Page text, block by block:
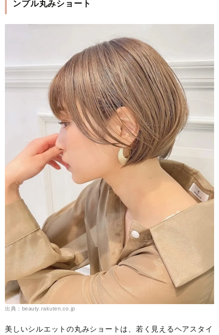
ンプル丸みショート
出典：beauty.rakuten.co.jp
美しいシルエットの丸みショートは、若く見えるヘアスタイ